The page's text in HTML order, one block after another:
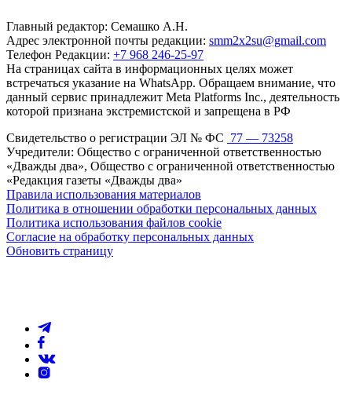
Главный редактор: Семашко А.Н.
Адрес электронной почты редакции: smm2x2su@gmail.com
Телефон Редакции: +7 968 246-25-97
На страницах сайта в информационных целях может
встречаться указание на WhatsApp. Обращаем внимание, что
данный сервис принадлежит Meta Platforms Inc., деятельность
которой признана экстремистской и запрещена в РФ
Свидетельство о регистрации ЭЛ № ФС 77 — 73258
Учредители: Общество с ограниченной ответственностью
«Дважды два», Общество с ограниченной ответственностью
«Редакция газеты «Дважды два»
Правила использования материалов
Политика в отношении обработки персональных данных
Политика использования файлов cookie
Согласие на обработку персональных данных
Обновить страницу